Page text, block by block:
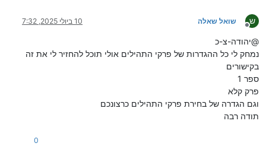
ש
מנותק
שואל שאלה 10 ביולי 2025, 7:32
@יהודה-צ-כ
נמחק לי כל ההגדרות של פרקי התהילים אולי תוכל להחזיר לי את זה
בקישורים
ספר 1
פרק קלא
וגם הגדרה של בחירת פרקי התהילים כרצונכם
תודה רבה
0